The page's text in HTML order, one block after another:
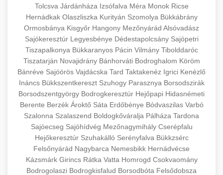
szeptest.com kozmetikai mellsebészet
feszesebb has eléréséhez. Konzultáció
minősített plasztikai sebészekkel és átfogó
utókezeléssel.
szeptest.com has kontúrozó műtét
👁️ 10. Szemhéjplasztika +
Professzionális blefaroplasztikai eljárások
megjelenése frissítéséhez. Felső és alsó
szemhéjműtét tapasztalt kozmetikai
sebészekkel.
szeptest.com szemhéj kozmetikai eljárás
📈 11. Paciensek Számának
150%-os Növelése
+
Esettanulmány, amely bemutatja a
pácienskonsultációk 150%-os növekedését
stratégiai marketing révén. Ismerje meg a
bevált módszereket a klinika növekedéséhez.
gildedeu.org
klinikai páciensek növekedése
🏥 12. Klinika Sikere -
Részletes Esettanulmány
+
Részletes elemzés a sikeres klinikai
stratégiákról, amelyek jelentős páciensszerzési
javulást és praxis bővítést eredményeztek.
🤖 13. 150%-kal Több
Bejelentkezés AI Marketinggel+
Tolcsva Járdánháza Izsófalva Méra Monok Ricse
Hernádkak Olaszliszka Kurityán Szomolya Bükkábrány
Ormosbánya Kisgyőr Hangony Mezőnyárád Alsóvadász
Sajókeresztúr Legyesbénye Dédestapolcsány Sajópetri
Tiszapalkonya Bükkaranyos Pácin Vilmány Tibolddaróc
Tiszatarján Novajidrány Bánhorváti Bodroghalom Köröm
Bánréve Sajóörös Vajdácska Tard Taktakenéz Igrici Kenézlő
Ináncs Bükkszentkereszt Szuhogy Parasznya Borsodszirák
Borsodszentgyörgy Bodrogkeresztúr Hejőpapi Hidasnémeti
Berente Berzék Ároktő Sáta Erdőbénye Bódvaszilas Varbó
Szalonna Szalaszend Boldogkőváralja Pálháza Tardona
Sajóecseg Sajóhídvég Mezőnagymihály Cserépfalu
Hejőkeresztúr Szuhakálló Serényfalva Bükkzsérc
Felsőnyárád Nagybarca Nemesbikk Hernádvécse
Kázsmárk Girincs Rátka Vatta Homrogd Csokvaomány
Bodrogolaszi Bodrogkisfalud Borsodbóta Felsődobsza